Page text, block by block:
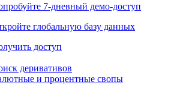
7-дневный демо-доступ
глобальную базу данных
доступ
деривативов
и процентные свопы